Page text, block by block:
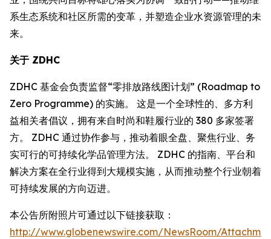
系生态系统和社区所需的变革，并塑造企业水资源管理的未
来。
关于 ZDHC
ZDHC 基金会负责监督“零排放路线图计划” (Roadmap to
Zero Programme) 的实施。 这是一个全球性的、多方利
益相关者倡议，拥有来自时尚和鞋履行业的 380 多家签署
方。 ZDHC 通过协作参与，推动着眼全盘、聚焦行业、务
实可行的可持续化学品管理方法。 ZDHC 的指南、平台和
解决方案在全行业得到大规模实施，从而推动整个行业朝着
可持续发展的方向迈进。
本公告所附照片可通过以下链接获取：
http://www.globenewswire.com/NewsRoom/